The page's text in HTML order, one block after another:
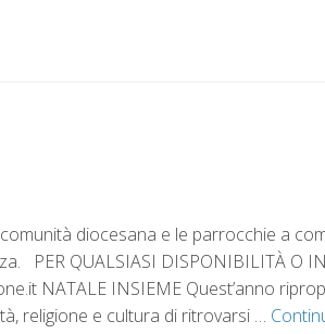
diocesana e le parrocchie a
PER QUALSIASI DISPONIBILITÀ O
NATALE INSIEME Quest’anno
religione e cultura di ritrovarsi …